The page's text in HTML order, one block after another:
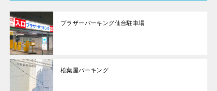
ブラザーパーキング仙台駐車場
松葉屋パーキング